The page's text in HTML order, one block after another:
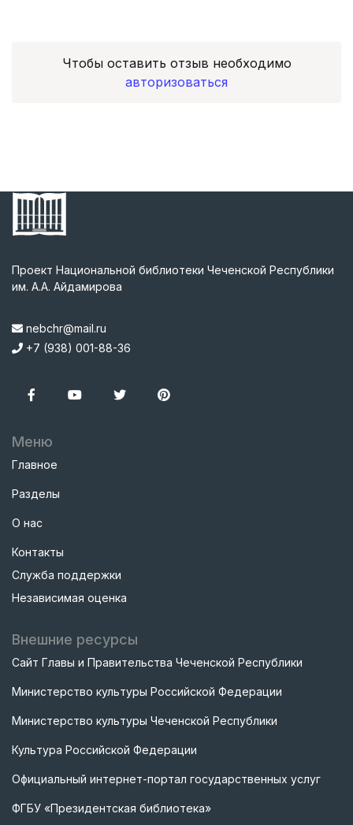
Чтобы оставить отзыв необходимо
авторизоваться
Проект Национальной библиотеки Чеченской Республики
им. А.А. Айдамирова
nebchr@mail.ru
+7 (938) 001-88-36
Меню
Главное
Разделы
О нас
Контакты
Служба поддержки
Независимая оценка
Внешние ресурсы
Сайт Главы и Правительства Чеченской Республики
Министерство культуры Российской Федерации
Министерство культуры Чеченской Республики
Культура Российской Федерации
Официальный интернет-портал государственных услуг
ФГБУ «Президентская библиотека»